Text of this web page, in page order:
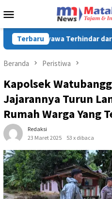
ke
Mobile
Terbaru
MIND ID Tegaskan Dukungan
Beranda Peristiwa
Kapolsek
Jajarannya Turun
Rumah Warga Yang
Redaksi
23 Maret 2025
53 x dibaca